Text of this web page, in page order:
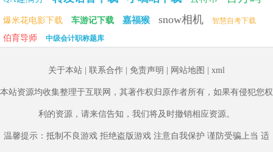
爆米花电影下载 车游记下载 嘉福猴 snow相机 智慧自考下载
伯育导师 中级会计职称题库
关于本站 联系合作 免责声明 网站地图 xml
本站资源均收集整理于互联网，其著作权归原作者所有，如果有侵犯您权
利的资源，请来信告知，我们将及时撤销相应资源。
温馨提示：抵制不良游戏 拒绝盗版游戏 注意自我保护 谨防受骗上当 适